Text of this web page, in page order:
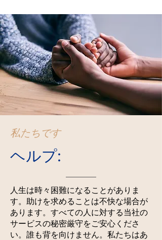
私たちです
ヘルプ:
人生は時々困難になることがありま
す。助けを求めることは不快な場合が
あります。すべての人に対する当社の
サービスの秘密厳守をご安心くださ
い。誰も背を向けません。私たちはあ